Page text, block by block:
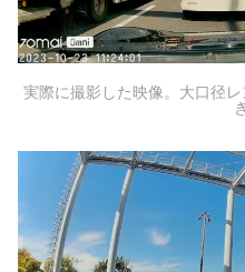
実際に撮影した映像。大口径